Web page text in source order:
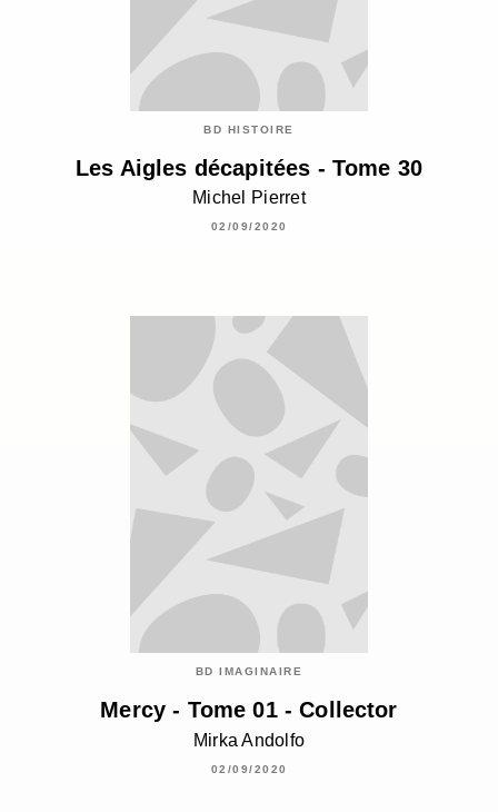
BD HISTOIRE
Les Aigles décapitées - Tome 30
Michel Pierret
02/09/2020
BD IMAGINAIRE
Mercy - Tome 01 - Collector
Mirka Andolfo
02/09/2020